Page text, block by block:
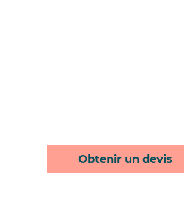
Obtenir un devis